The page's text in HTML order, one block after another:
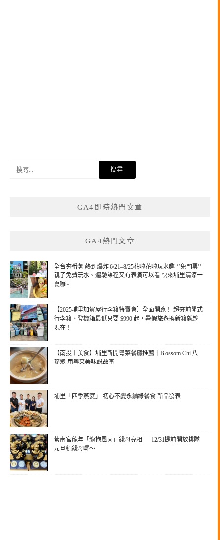
GA4即時熱門文章
GA4熱門文章
全台夯番薯 熱到爆炸 6/21–8/25花啦花啦玩水趣 ‘’免門票’’
親子免費玩水、體驗課程又有表演可以看 快來埔里清涼一
夏囉~
【2025埔里加賀屋行李箱特賣會】全面開跑！ 超夯前開式
行李箱、登機箱最低只要 $990 起，暑假旅遊換新箱就趁
現在！
【南投〡美食】埔里新開粵菜餐廳推薦｜Blossom Chi 八
蔘聚 用粵菜美味說故事
埔里「四季蒸宴」 初心不變永續綠餐食 新品發表
紫南宮龍年「龍抱風雨」錢母亮相 12/31提前開放排隊
元旦領錢母囉～